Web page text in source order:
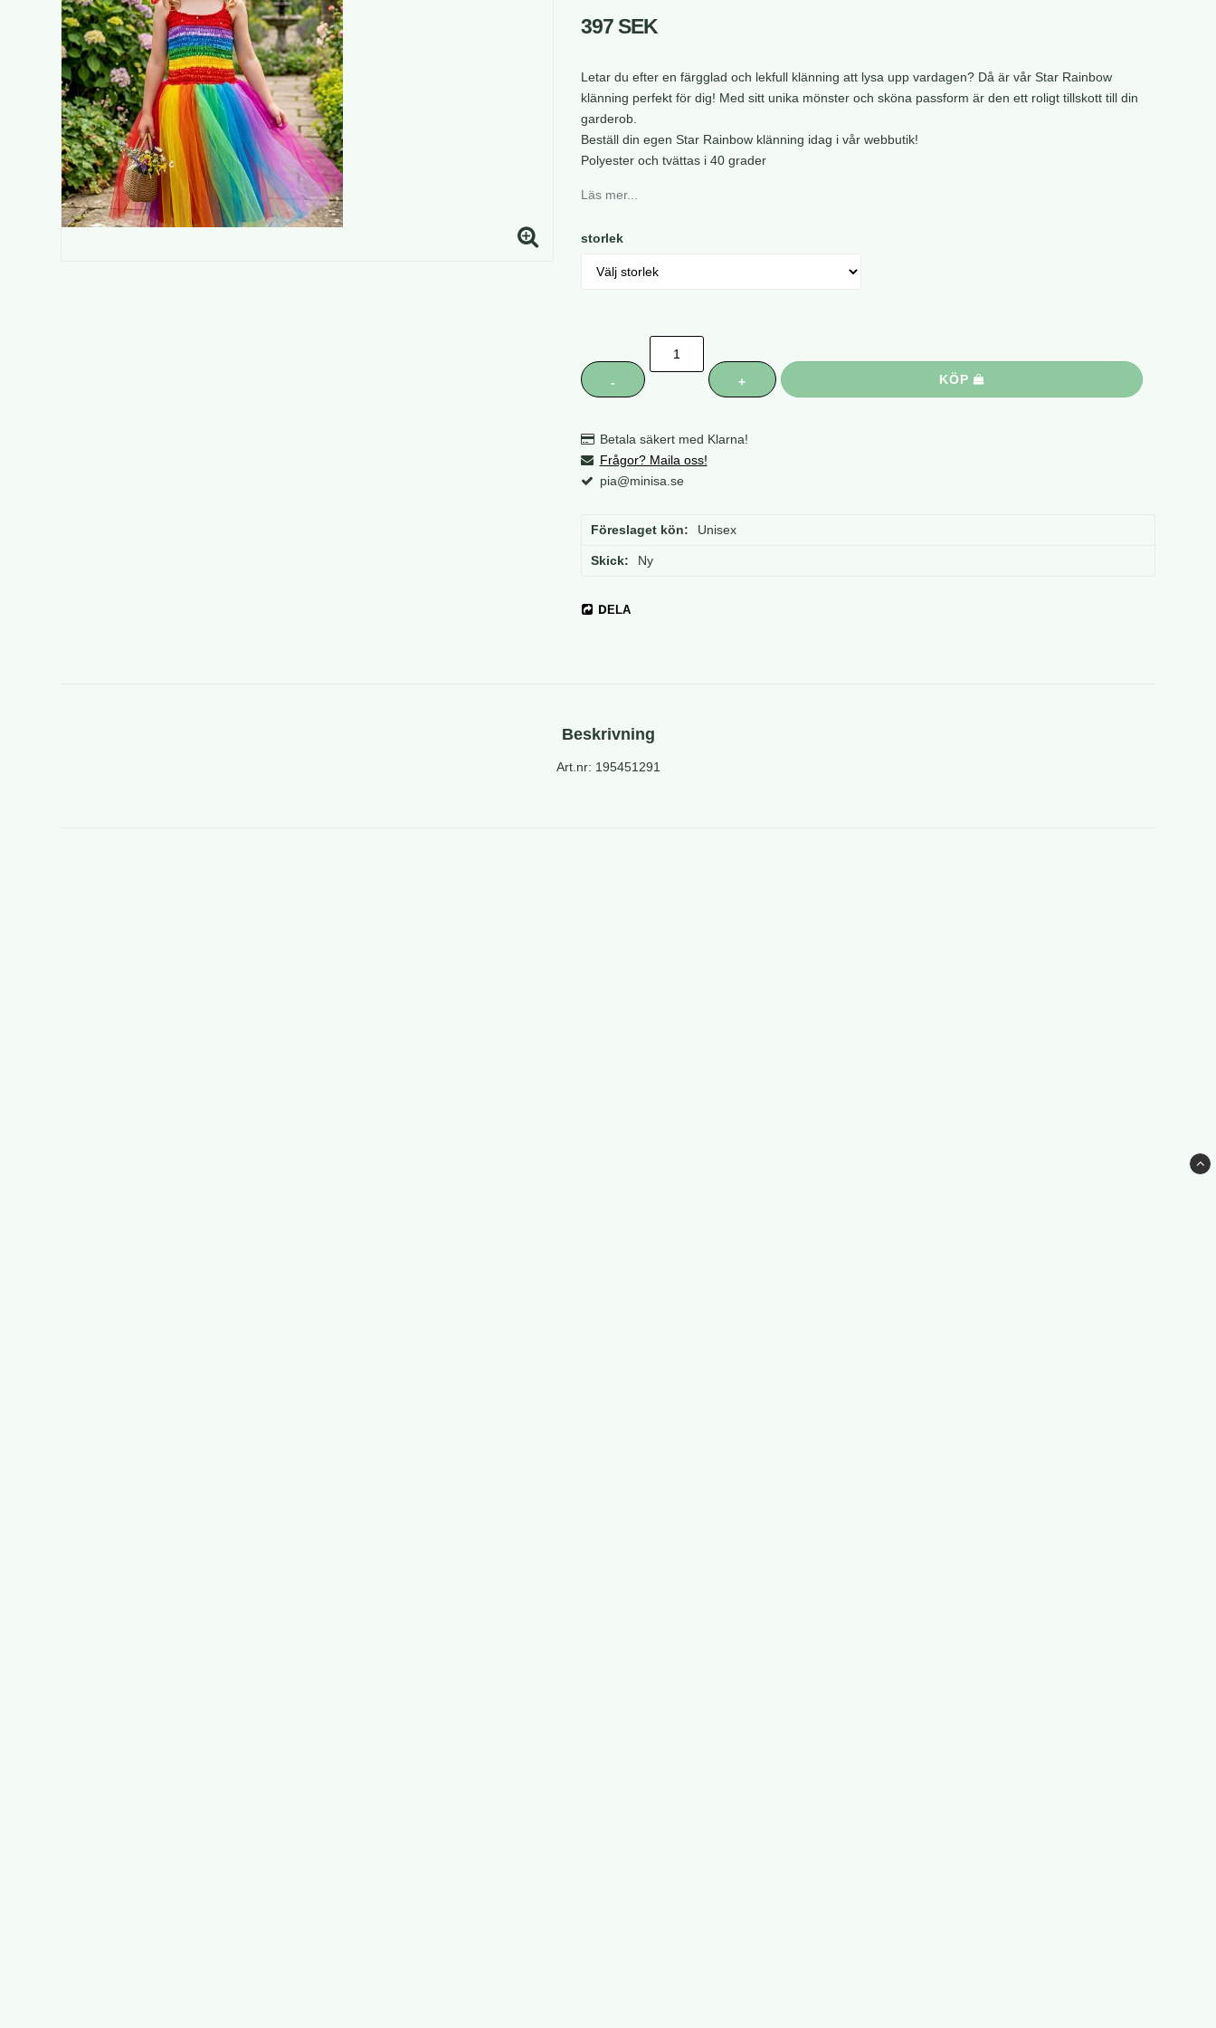
397 SEK
Letar du efter en färgglad och lekfull klänning att lysa upp vardagen? Då är vår Star Rainbow
klänning perfekt för dig! Med sitt unika mönster och sköna passform är den ett roligt tillskott till din
garderob.
Beställ din egen Star Rainbow klänning idag i vår webbutik!
Polyester och tvättas i 40 grader
Läs mer...
storlek
- + KÖP
Betala säkert med Klarna!
Frågor? Maila oss!
pia@minisa.se
Föreslaget kön Unisex
Skick Ny
DELA
Beskrivning
Art.nr: 195451291